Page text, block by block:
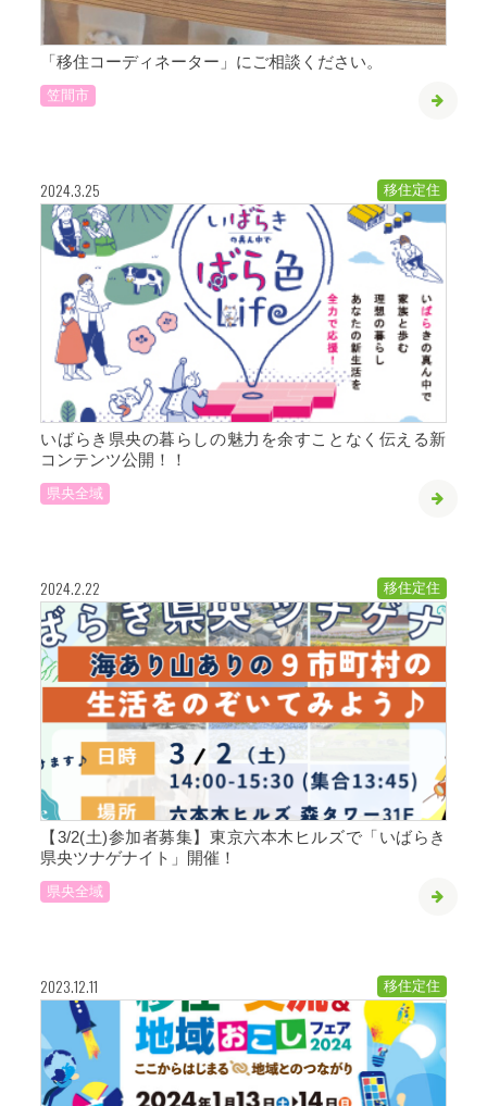
「移住コーディネーター」にご相談ください。
笠間市
2024.3.25 移住定住
いばらき県央の暮らしの魅力を余すことなく伝える新
コンテンツ公開！！
県央全域
2024.2.22 移住定住
【3/2(土)参加者募集】東京六本木ヒルズで「いばらき
県央ツナゲナイト」開催！
県央全域
2023.12.11 移住定住